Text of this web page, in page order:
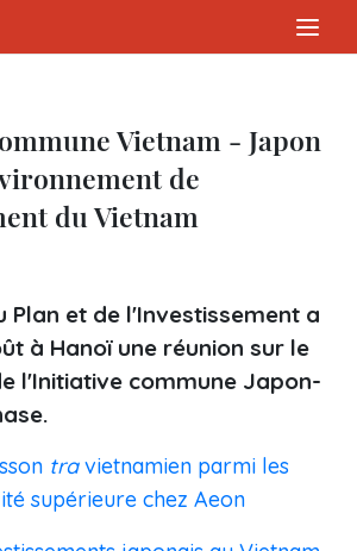
Vietnam - Japon
de
du Vietnam
Plan et de l'Investissement a
à Hanoï une réunion sur le
l'Initiative commune Japon-
travietnamien parmi les
supérieure chez Aeon